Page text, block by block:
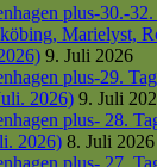
plus-30.-32.
Marielyst,
9. Juli 2026
plus-29.
2026) 9. Juli
plus- 28.
2026) 8. Juli 2026
plus- 27.